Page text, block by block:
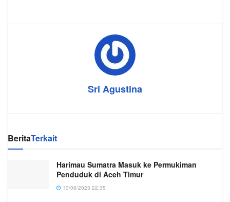
Sri Agustina
BeritaTerkait
Harimau Sumatra Masuk ke Permukiman
Penduduk di Aceh Timur
13/08/2023 22:35